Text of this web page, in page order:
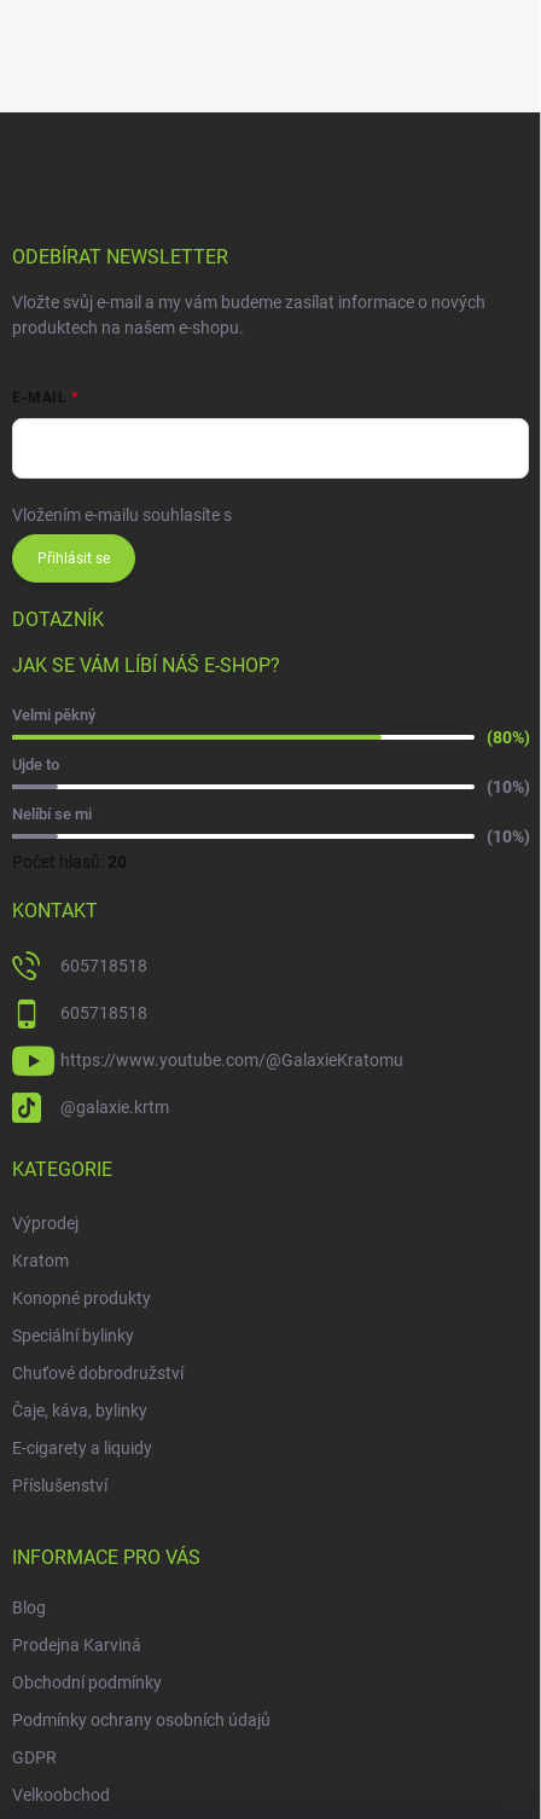
ODEBÍRAT NEWSLETTER
Vložte svůj e-mail a my vám budeme zasílat informace o nových
produktech na našem e-shopu.
E-MAIL
Vložením e-mailu souhlasíte s
Přihlásit se
DOTAZNÍK
JAK SE VÁM LÍBÍ NÁŠ E-SHOP?
Velmi pěkný
(80%)
Ujde to
(10%)
Nelíbí se mi
(10%)
Počet hlasů: 20
KONTAKT
605718518
605718518
https://www.youtube.com/@GalaxieKratomu
@galaxie.krtm
KATEGORIE
Výprodej
Kratom
Konopné produkty
Speciální bylinky
Chuťové dobrodružství
Čaje, káva, bylinky
E-cigarety a liquidy
Příslušenství
INFORMACE PRO VÁS
Blog
Prodejna Karviná
Obchodní podmínky
Podmínky ochrany osobních údajů
GDPR
Velkoobchod